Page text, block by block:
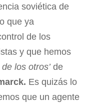
soviética de
que ya
de los
y que hemos
de los otros’ de
Es quizás lo
que un agente